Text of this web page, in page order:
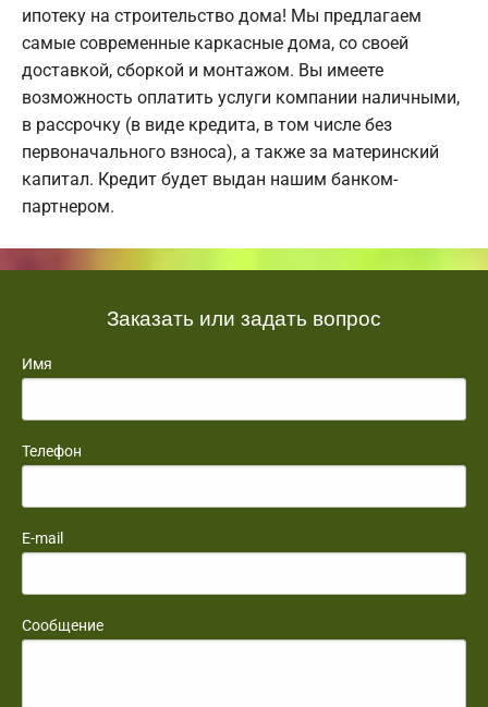
ипотеку на строительство дома! Мы предлагаем
самые современные каркасные дома, со своей
доставкой, сборкой и монтажом. Вы имеете
возможность оплатить услуги компании наличными,
в рассрочку (в виде кредита, в том числе без
первоначального взноса), а также за материнский
капитал. Кредит будет выдан нашим банком-
партнером.
Заказать или задать вопрос
Имя
Телефон
E-mail
Сообщение